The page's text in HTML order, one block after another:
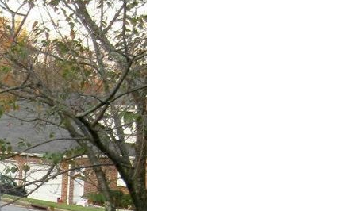
Выстраиваются В Очереди